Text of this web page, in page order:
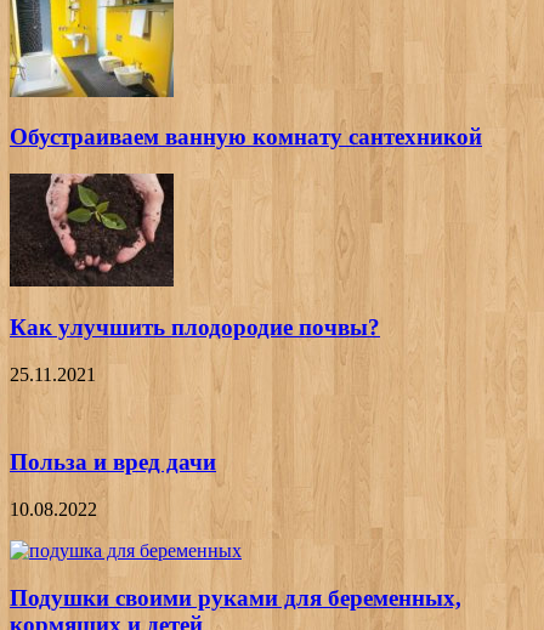
Обустраиваем ванную комнату сантехникой
Как улучшить плодородие почвы?
25.11.2021
Польза и вред дачи
10.08.2022
Подушки своими руками для беременных,
кормящих и детей